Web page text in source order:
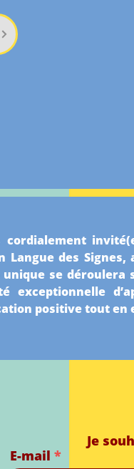
cordialement
Langue des Signes,
se déroulera
exceptionnelle
positive tout en
Je
E-mail